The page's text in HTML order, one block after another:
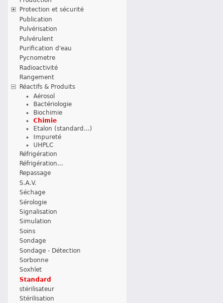
Protection et sécurité
Publication
Pulvérisation
Pulvérulent
Purification d'eau
Pycnometre
Radioactivité
Rangement
Réactifs & Produits
Aérosol
Bactériologie
Biochimie
Chimie
Etalon (standard...)
Impureté
UHPLC
Réfrigération
Réfrigération...
Repassage
S.A.V.
Séchage
Sérologie
Signalisation
Simulation
Soins
Sondage
Sondage - Détection
Sorbonne
Soxhlet
Standard
stérilisateur
Stérilisation